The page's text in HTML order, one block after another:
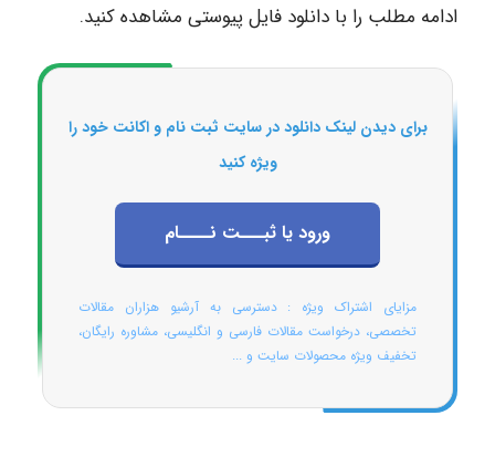
ادامه مطلب را با دانلود فایل پیوستی مشاهده کنید.
برای دیدن لینک دانلود در سایت ثبت نام و اکانت خود را
ویژه کنید
ورود یا ثبـــت نــــام
مزایای اشتراک ویژه : دسترسی به آرشیو هزاران مقالات
تخصصی، درخواست مقالات فارسی و انگلیسی، مشاوره رایگان،
تخفیف ویژه محصولات سایت و ...